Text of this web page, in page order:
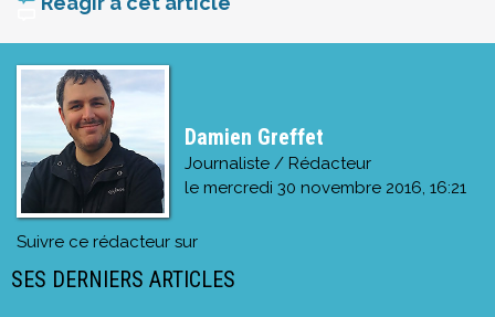
Damien Greffet
Journaliste / Rédacteur
le mercredi 30 novembre 2016, 16:21
Suivre ce rédacteur sur
SES DERNIERS ARTICLES